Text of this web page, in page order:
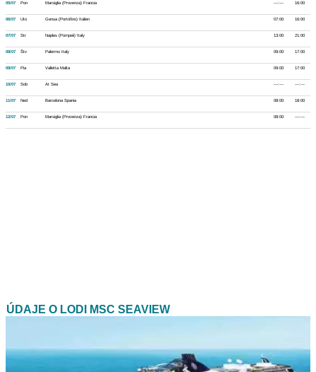
16:00
---:---
05/07 Pon Marsiglia (Provenza) Francia
16:00
07:00
06/07 Uto Genua (Portofino) Italien
21:00
13:00
07/07 Str Naples (Pompeii) Italy
17:00
09:00
08/07 Štv Palermo Italy
17:00
09:00
09/07 Pia Valletta Malta
---:---
---:---
10/07 Sob At Sea
18:00
08:00
11/07 Ned Barcelona Spania
---:---
08:00
12/07 Pon Marsiglia (Provenza) Francia
ÚDAJE O LODI MSC SEAVIEW